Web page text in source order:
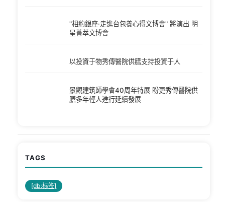
"相約銀座·走進台包養心得文博會" 將演出 明
星薈萃文博會
以投資于物秀傳醫院供膳支持投資于人
景觀建筑師學會40周年特展 盼更秀傳醫院供
膳多年輕人進行延續發展
TAGS
[db:标签]